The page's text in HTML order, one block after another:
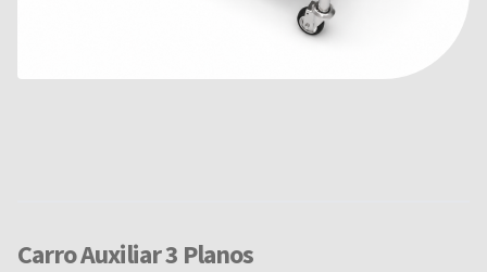
Carro Auxiliar 3 Planos